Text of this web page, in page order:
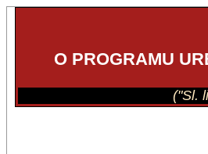
O PROGRAMU
("Sl.